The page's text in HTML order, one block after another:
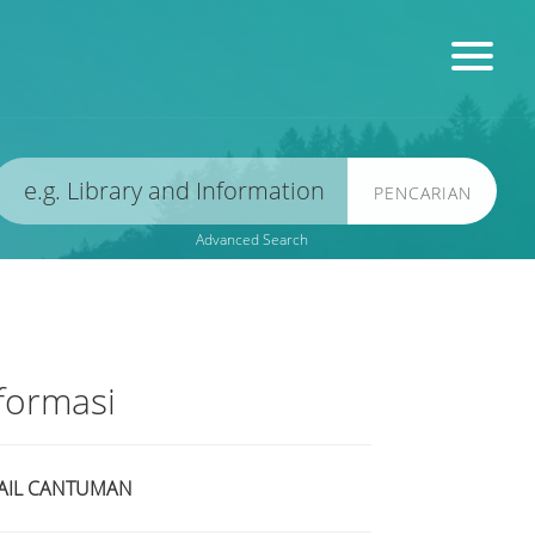
PENCARIAN
Advanced Search
CANTUMAN